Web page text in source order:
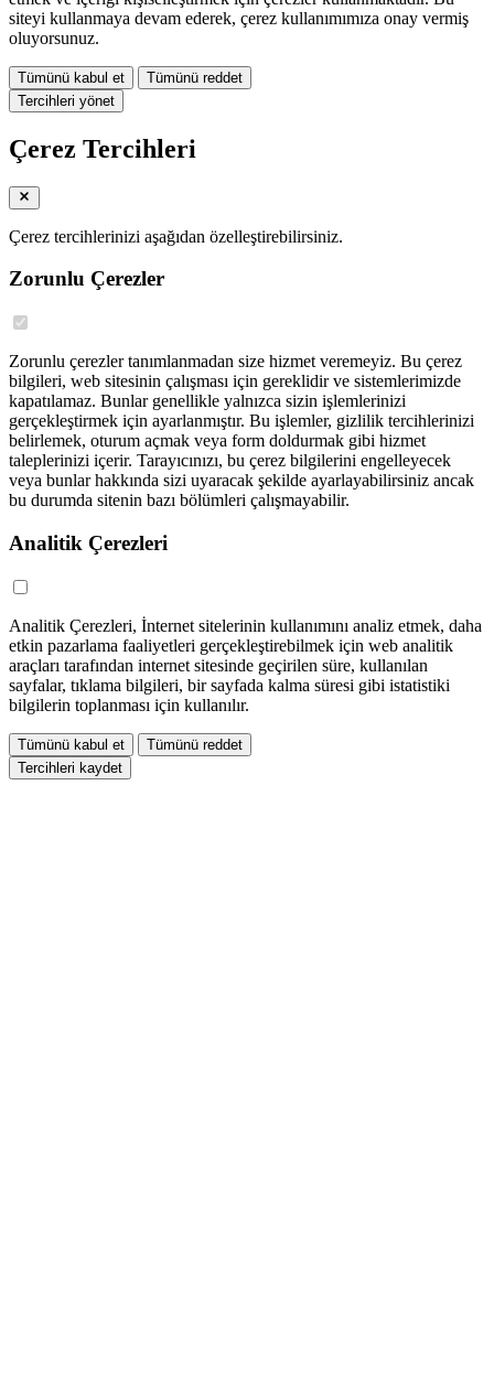
siteyi kullanmaya devam ederek, çerez kullanımımıza onay vermiş
oluyorsunuz.
Tümünü kabul et
Tümünü reddet
Tercihleri yönet
Çerez Tercihleri
Çerez tercihlerinizi aşağıdan özelleştirebilirsiniz.
Zorunlu Çerezler
Zorunlu çerezler tanımlanmadan size hizmet veremeyiz. Bu çerez
bilgileri, web sitesinin çalışması için gereklidir ve sistemlerimizde
kapatılamaz. Bunlar genellikle yalnızca sizin işlemlerinizi
gerçekleştirmek için ayarlanmıştır. Bu işlemler, gizlilik tercihlerinizi
belirlemek, oturum açmak veya form doldurmak gibi hizmet
taleplerinizi içerir. Tarayıcınızı, bu çerez bilgilerini engelleyecek
veya bunlar hakkında sizi uyaracak şekilde ayarlayabilirsiniz ancak
bu durumda sitenin bazı bölümleri çalışmayabilir.
Analitik Çerezleri
Analitik Çerezleri, İnternet sitelerinin kullanımını analiz etmek, daha
etkin pazarlama faaliyetleri gerçekleştirebilmek için web analitik
araçları tarafından internet sitesinde geçirilen süre, kullanılan
sayfalar, tıklama bilgileri, bir sayfada kalma süresi gibi istatistiki
bilgilerin toplanması için kullanılır.
Tümünü kabul et
Tümünü reddet
Tercihleri kaydet